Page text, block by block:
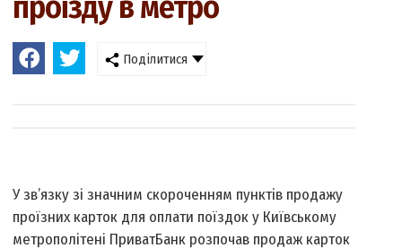
Поділитися
У зв’язку зі значним скороченням пунктів продажу
проїзних карток для оплати поїздок у Київському
метрополітені ПриватБанк розпочав продаж карток